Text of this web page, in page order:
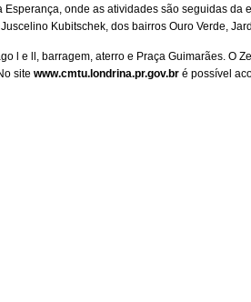
onde as atividades são seguidas da
Kubitschek, dos bairros Ouro Verde,
l e ll, barragem, aterro e Praça Guimarães.
site www.cmtu.londrina.pr.gov.br é possível